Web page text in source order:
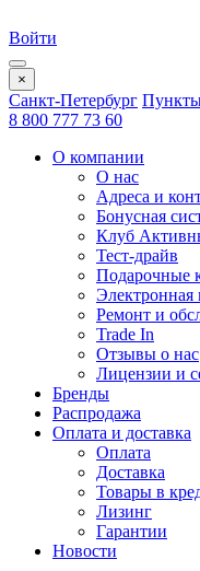
Войти
×
Санкт-Петербург
8 800 777 73 60
О компании
О нас
Адреса и
Бонусная
Клуб
Тест-драйв
Подарочные
Электронная
Ремонт и
Trade In
Отзывы о нас
Лицензии и
Бренды
Распродажа
Оплата и доставка
Оплата
Доставка
Товары в
Лизинг
Гарантии
Новости